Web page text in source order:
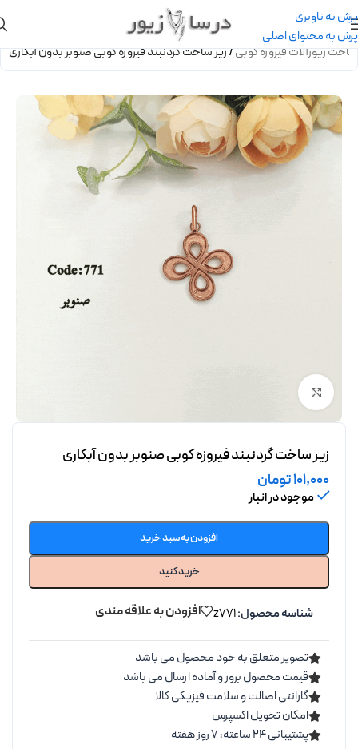
پرش به ناوبری
پرش به محتوای اصلی
ساخت زیورآلات فیروزه کوبی/زیر ساخت گردنبند فیروزه کوبی صنوبر بدون آبکاری
برای بزرگنمایی کلیک کنید
زیر ساخت گردنبند فیروزه کوبی صنوبر بدون آبکاری
101,000تومان
موجود در انبار
افزودن به سبد خرید
خرید کنید
شناسه محصول:z771 افزودن به علاقه مندی
تصویر متعلق به خود محصول می باشد
قیمت محصول بروز و آماده ارسال می باشد
گارانتی اصالت و سلامت فیزیکی کالا
امکان تحویل اکسپرس
پشتیبانی ۲۴ ساعته، ۷ روز هفته